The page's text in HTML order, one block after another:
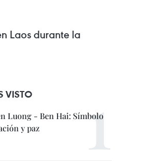
Laos durante la
VISTO
Luong - Ben Hai: Símbolo
y paz